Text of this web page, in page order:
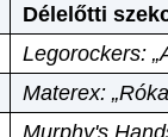
Délelőtti
Legorockers:
Materex:
Murphy's